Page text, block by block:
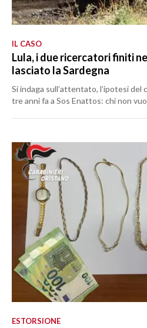
IL CASO
Lula, i due ricercatori finiti
lasciato la Sardegna
Si indaga sull’attentato, l’ipotesi del
tre anni fa a Sos Enattos: chi non
ESTORSIONE